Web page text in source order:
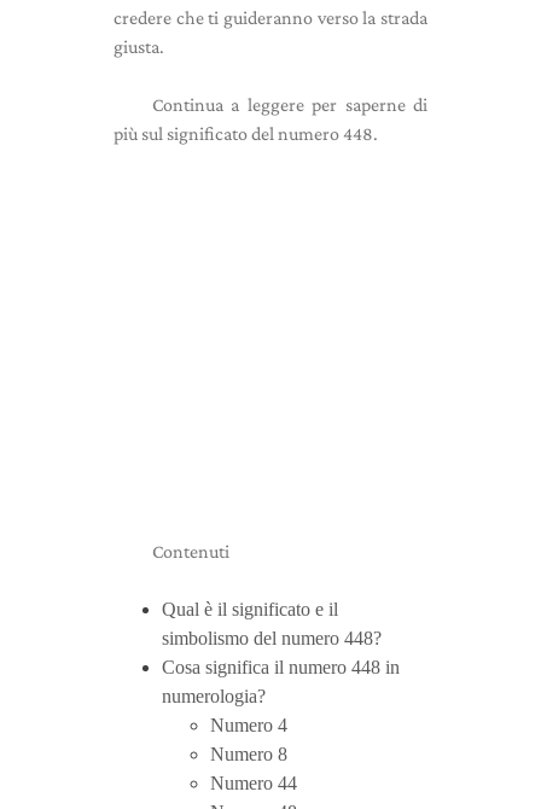
credere che ti guideranno verso la strada
giusta.
Continua a leggere per saperne di
più sul significato del numero 448.
Contenuti
Qual è il significato e il
simbolismo del numero 448?
Cosa significa il numero 448 in
numerologia?
Numero 4
Numero 8
Numero 44